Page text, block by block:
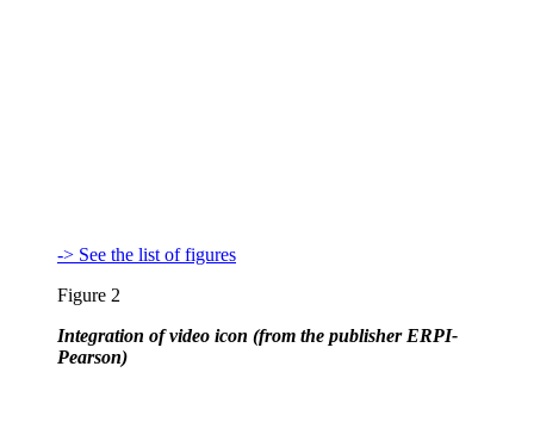
-> See the list of figures
Figure 2
Integration of video icon (from the publisher ERPI-
Pearson)